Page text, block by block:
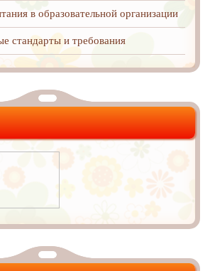
в образовательной организации
стандарты и требования